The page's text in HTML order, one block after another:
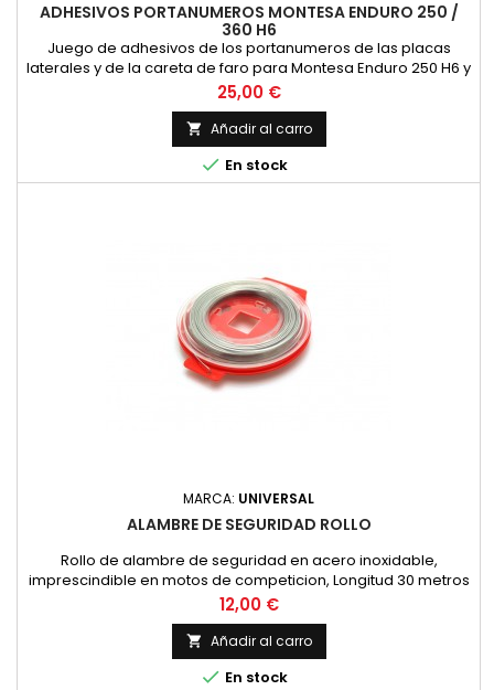
ADHESIVOS PORTANUMEROS MONTESA ENDURO 250 /
360 H6
Juego de adhesivos de los portanumeros de las placas
laterales y de la careta de faro para Montesa Enduro 250 H6 y
Montesa Enduro 360 H6. Juego de adhesivos - Vinilo para
Moto, m&aacute;xima Calidad.
Precio
25,00 €
 Añadir al carro
 En stock
MARCA: UNIVERSAL
ALAMBRE DE SEGURIDAD ROLLO
Rollo de alambre de seguridad en acero inoxidable,
imprescindible en motos de competicion, Longitud 30 metros
y diametro 0.8 mm.
Precio
12,00 €
 Añadir al carro
 En stock